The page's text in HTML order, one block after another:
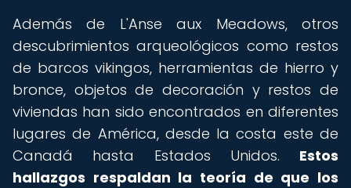
Además de L'Anse aux Meadows, otros
descubrimientos arqueológicos como restos
de barcos vikingos, herramientas de hierro y
bronce, objetos de decoración y restos de
viviendas han sido encontrados en diferentes
lugares de América, desde la costa este de
Canadá hasta Estados Unidos. Estos
hallazgos respaldan la teoría de que los